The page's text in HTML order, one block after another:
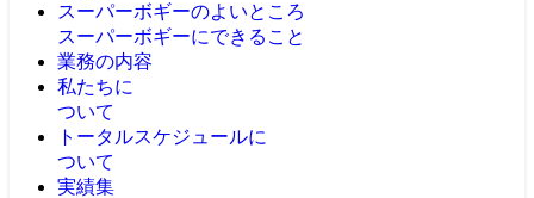
スーパーボギーのよいところ
スーパーボギーにできること
業務の内容
私たちに
ついて
トータルスケジュールに
ついて
実績集